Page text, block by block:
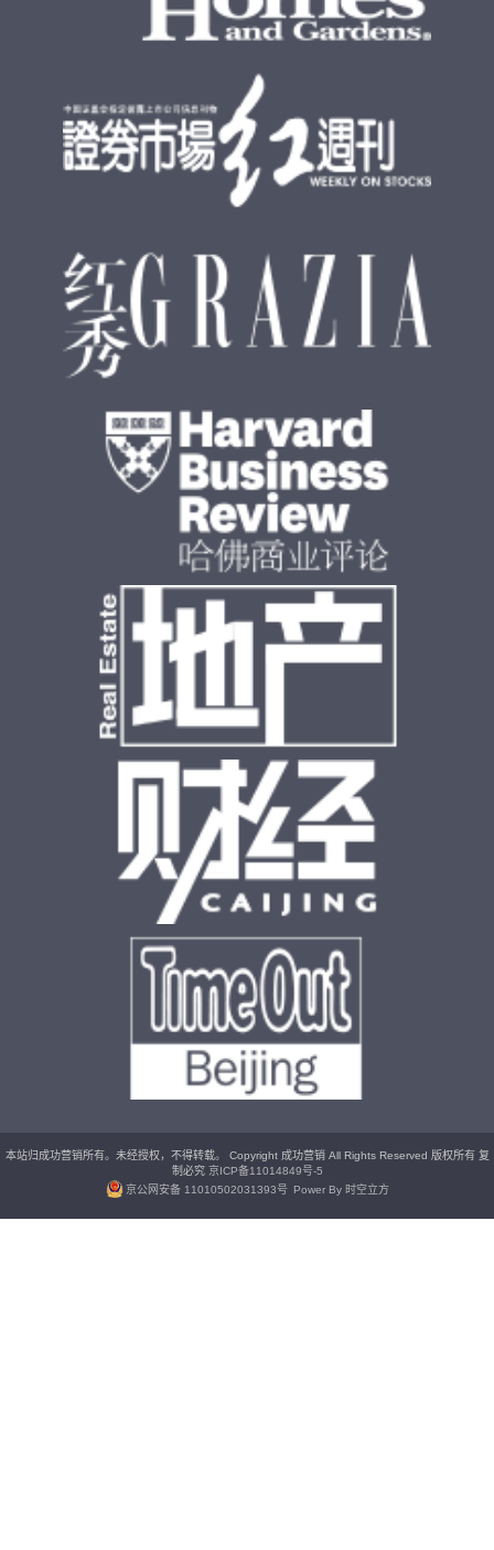
本站归成功营销所有。未经授权，不得转载。 Copyright 成功营销 All Rights Reserved 版权所有 复
制必究 京ICP备11014849号-5
京公网安备 11010502031393号 Power By 时空立方